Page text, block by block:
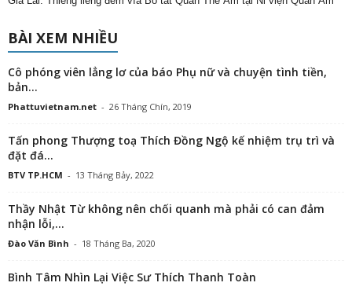
BÀI XEM NHIỀU
Cô phóng viên lẳng lơ của báo Phụ nữ và chuyện tình tiền,
bản...
Phattuvietnam.net - 26 Tháng Chín, 2019
Tấn phong Thượng toạ Thích Đồng Ngộ kế nhiệm trụ trì và
đặt đá...
BTV TP.HCM - 13 Tháng Bảy, 2022
Thầy Nhật Từ không nên chối quanh mà phải có can đảm
nhận lỗi,...
Đào Văn Bình - 18 Tháng Ba, 2020
Bình Tâm Nhìn Lại Việc Sư Thích Thanh Toàn